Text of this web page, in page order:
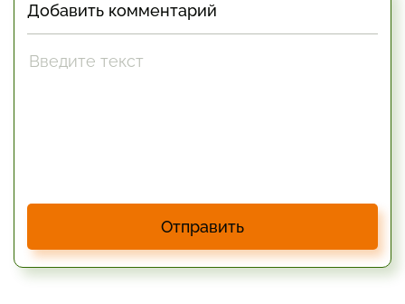
Добавить комментарий
Отправить